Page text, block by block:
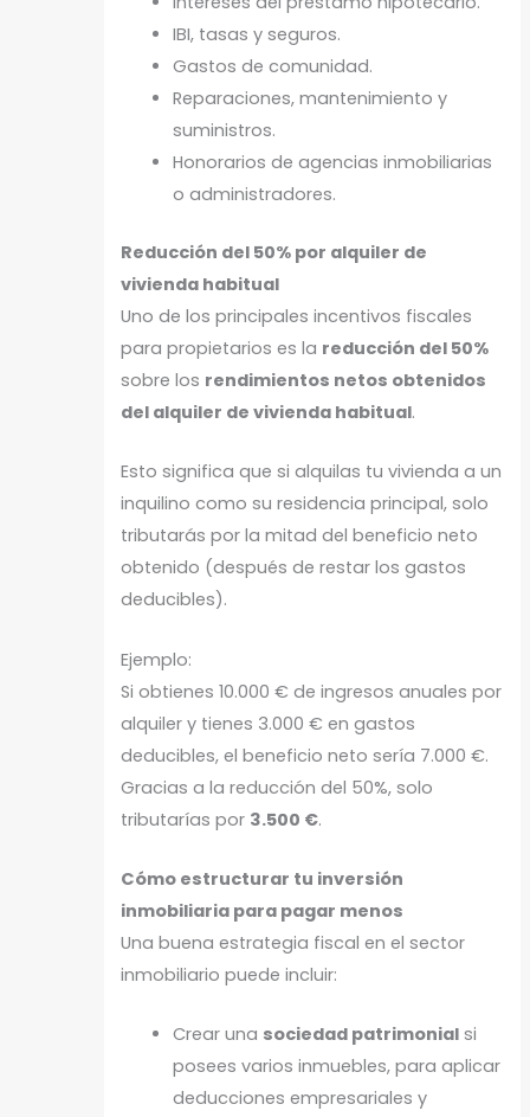
IBI, tasas y seguros.
Gastos de comunidad.
Reparaciones, mantenimiento y
suministros.
Honorarios de agencias inmobiliarias
o administradores.
Reducción del 50% por alquiler de
vivienda habitual
Uno de los principales incentivos fiscales
para propietarios es la reducción del 50%
sobre los rendimientos netos obtenidos
del alquiler de vivienda habitual.
Esto significa que si alquilas tu vivienda a un
inquilino como su residencia principal, solo
tributarás por la mitad del beneficio neto
obtenido (después de restar los gastos
deducibles).
Ejemplo:
Si obtienes 10.000 € de ingresos anuales por
alquiler y tienes 3.000 € en gastos
deducibles, el beneficio neto sería 7.000 €.
Gracias a la reducción del 50%, solo
tributarías por 3.500 €.
Cómo estructurar tu inversión
inmobiliaria para pagar menos
Una buena estrategia fiscal en el sector
inmobiliario puede incluir:
Crear una sociedad patrimonial si
posees varios inmuebles, para aplicar
deducciones empresariales y